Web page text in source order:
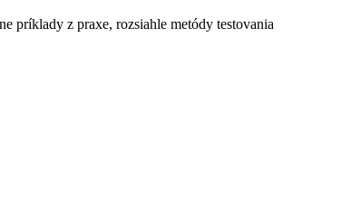
príklady z praxe, rozsiahle metódy testovania